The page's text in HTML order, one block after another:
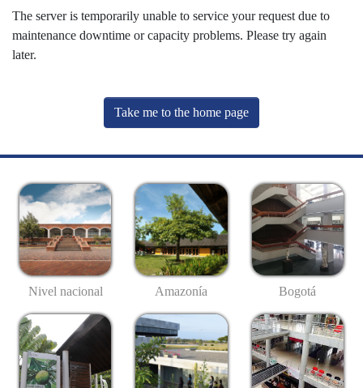
The server is temporarily unable to service your request due to
maintenance downtime or capacity problems. Please try again
later.
Take me to the home page
Nivel nacional Amazonía Bogotá